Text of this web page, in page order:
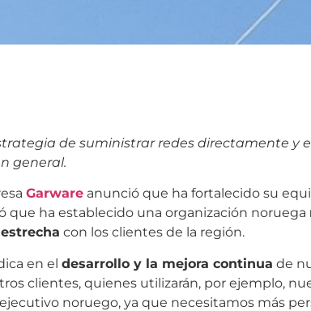
de suministrar redes directamente y
general.
Garware anunció que ha fortalecido su
que ha establecido una organización noruega
con los clientes de la región.
en el desarrollo y la mejora continua de
clientes, quienes utilizarán, por ejemplo,
noruego, ya que necesitamos más